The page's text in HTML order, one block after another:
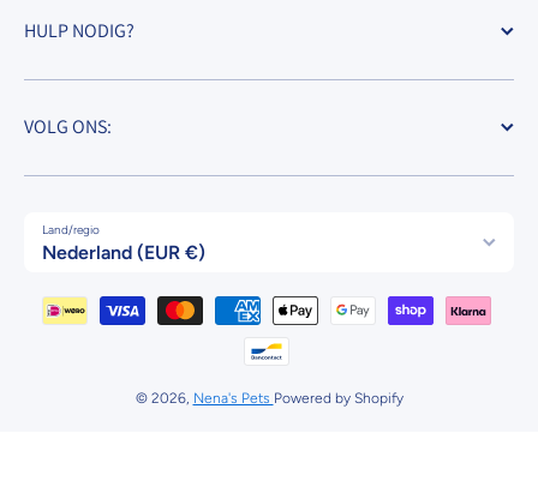
HULP NODIG?
VOLG ONS:
Land/regio
Nederland (EUR €)
Betaalmethodes
© 2026, Nena's Pets Powered by Shopify